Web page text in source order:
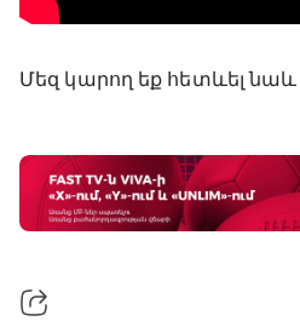
Մեզ կարող եք հետևել նաև